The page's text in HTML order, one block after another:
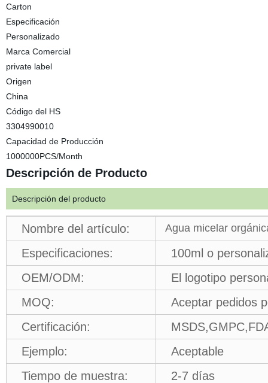
Carton
Especificación
Personalizado
Marca Comercial
private label
Origen
China
Código del HS
3304990010
Capacidad de Producción
1000000PCS/Month
Descripción de Producto
Descripción del producto
Nombre del artículo: Agua micelar
Especificaciones:
100ml o
OEM/ODM:
El logotipo
MOQ:
Aceptar pedidos
Certificación:
Ejemplo:
Aceptable
Tiempo de muestra:
2-7 días